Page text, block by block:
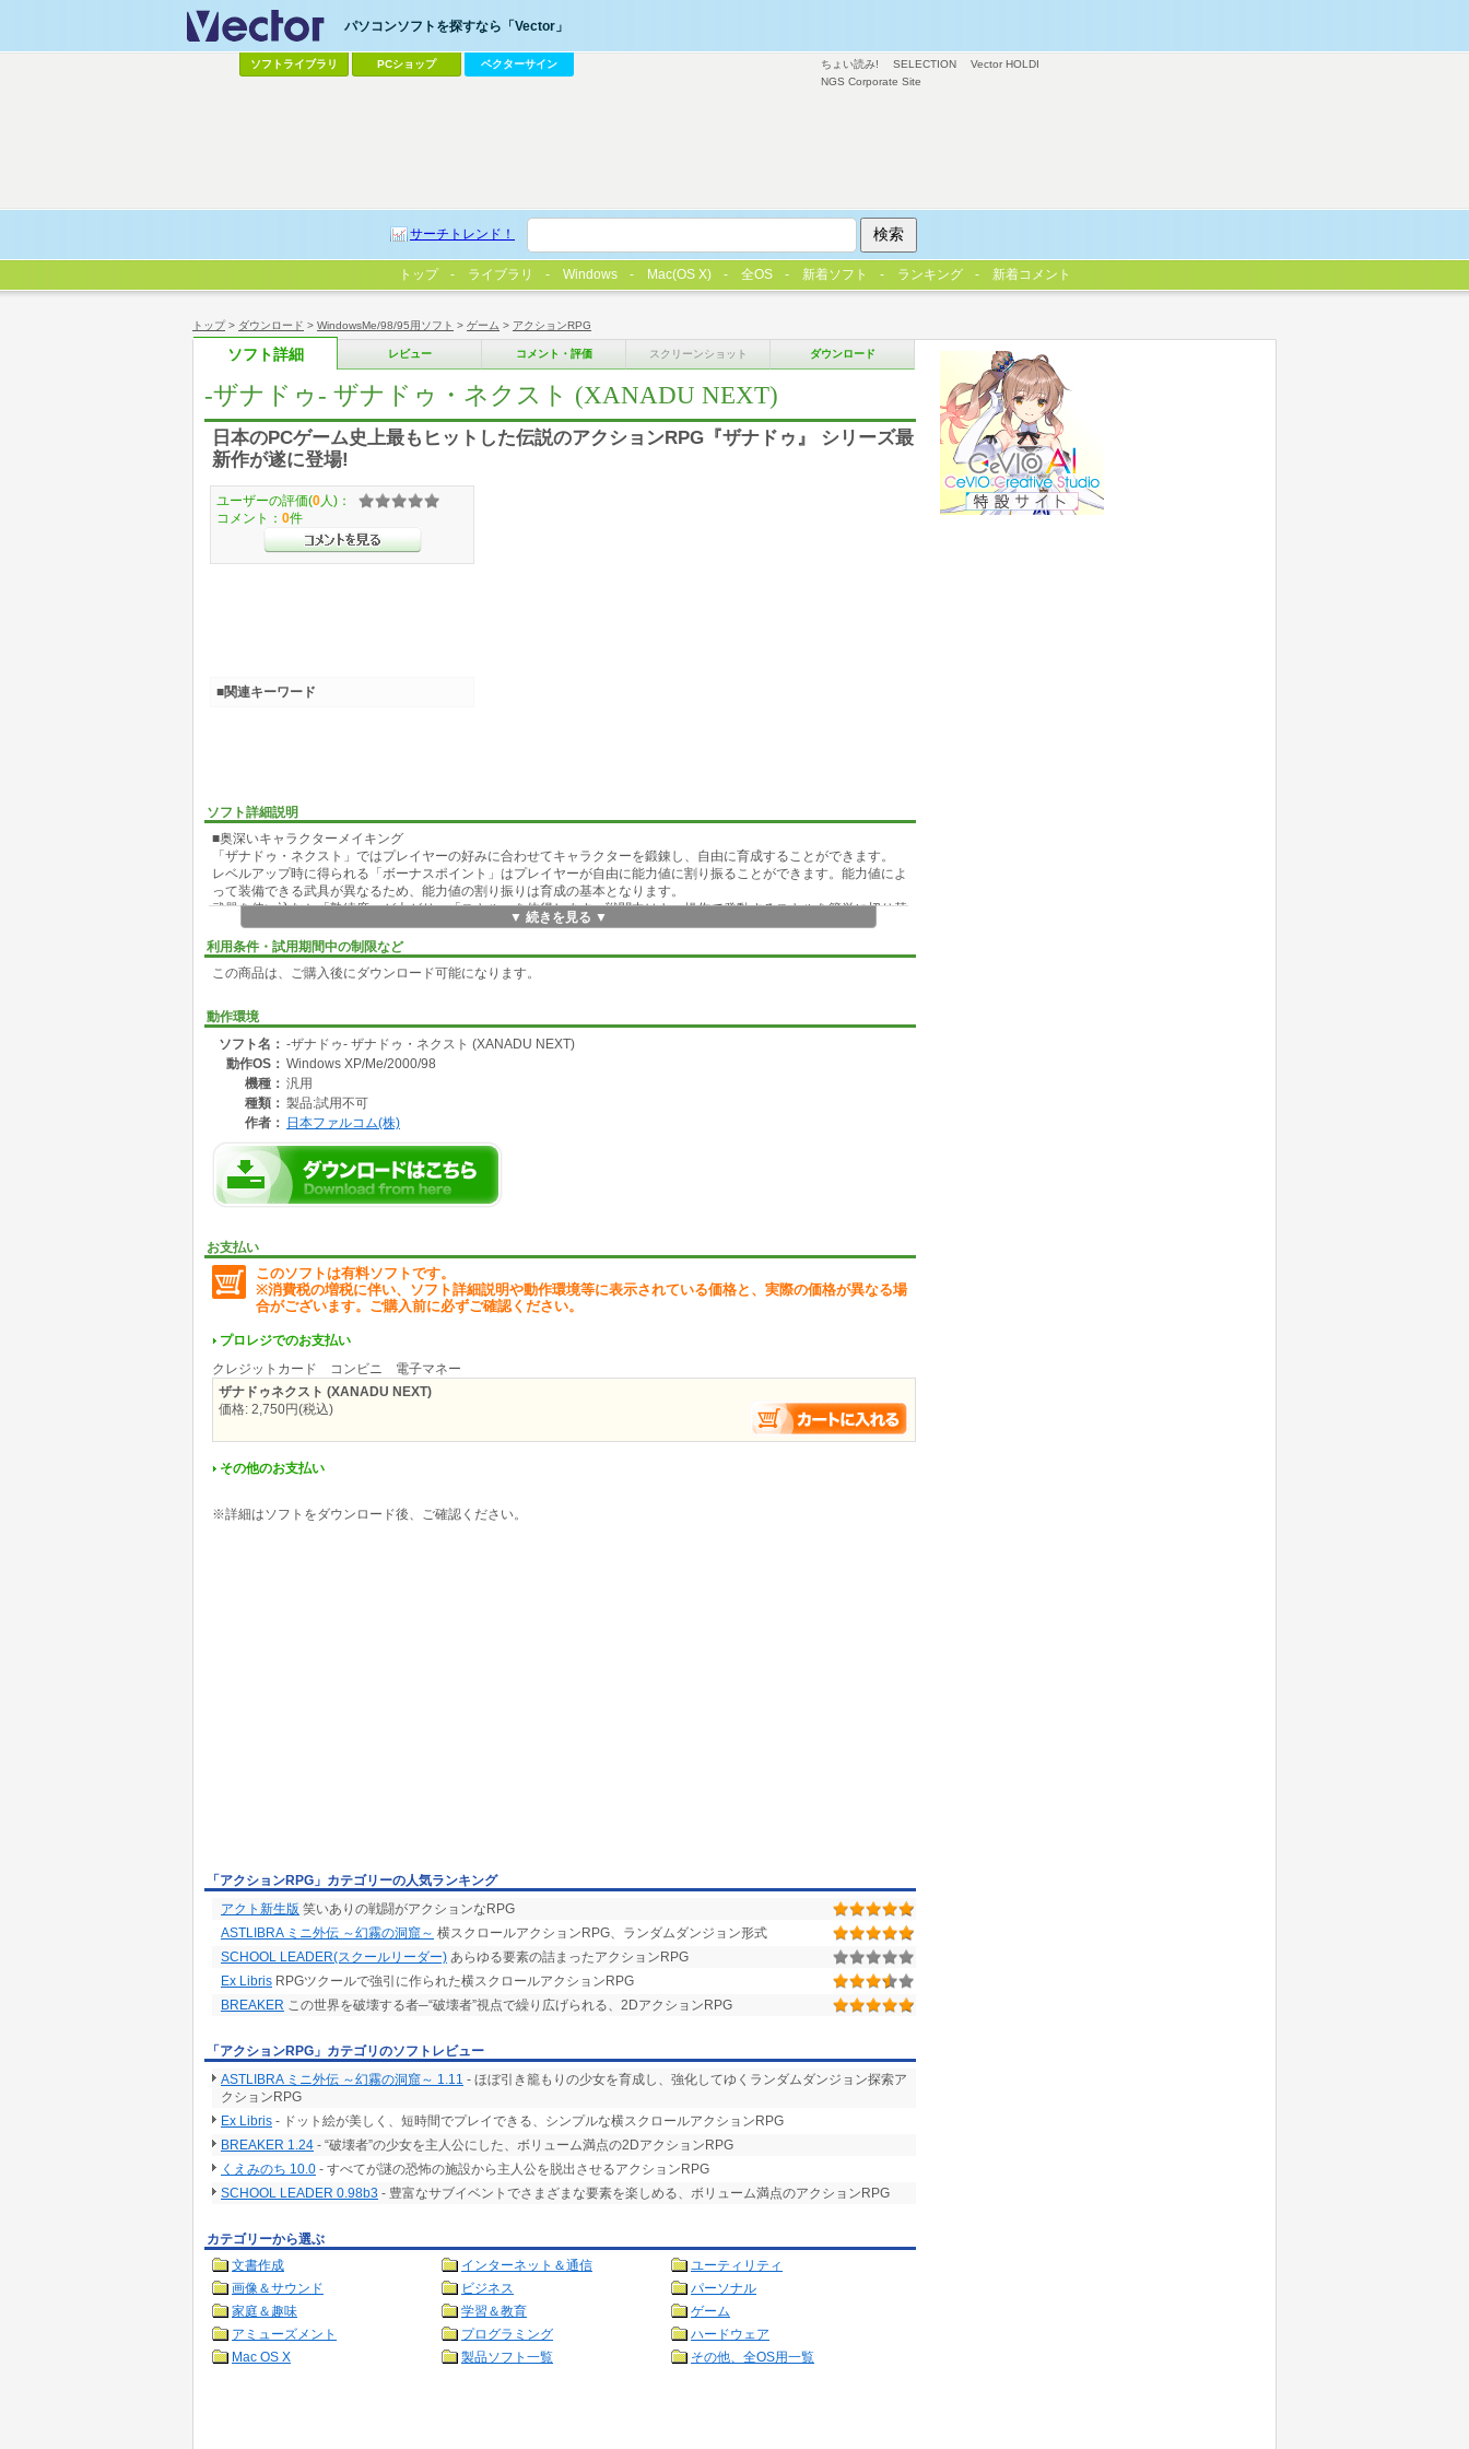
トップ> ダウンロード > WindowsMe/98/95用ソフト > ゲーム > アクションRPG
ソフト詳細 レビュー コメント・評価 スクリーンショット ダウンロード
-ザナドゥ- ザナドゥ・ネクスト (XANADU NEXT)
日本のPCゲーム史上最もヒットした伝説のアクションRPG『ザナドゥ』 シリーズ最
新作が遂に登場!
ソフト詳細説明
■奥深いキャラクターメイキング
「ザナドゥ・ネクスト」ではプレイヤーの好みに合わせてキャラクターを鍛錬し、自由に育成することができます。
レベルアップ時に得られる「ボーナスポイント」はプレイヤーが自由に能力値に割り振ることができます。能力値によ
って装備できる武具が異なるため、能力値の割り振りは育成の基本となります。
武器を使い込むと「熟練度」が上がり、「スキル」を体得します。戦闘中はキー操作で発動するスキルを簡単に切り替
えることができます。
冒険で多くの武器を手に入れれば使用できるスキルも増え、戦術が広がります。道具屋で手に入る「呪文書」を使うと
魔法を習得することができます。
また、強力でレアな呪文書はダンジョンの奥深くへの探索に挑んだ勇気ある冒険者のみが手にすることができます。
■作り込まれた世界観
ゴブリン、サラマンダー、アンデッド…全てのモンスターには緻密な設定を元に作り出されています。多くのモンスタ
ーと戦うことでイメージが広がり、「ザナドゥ」の奥深さを体感できます。
また、捜索で得た遺物から得た情報をつなぎ合わせ、謎を解く。プレイヤー自らが行動し、発見するよろこびが「ザナ
ドゥ・ネクスト」にはあります。
■美しいグラフィックが生み出す重厚な世界
肌に焼け付く溶岩の熱気…
美しく描かれたダンジョンがプレイヤーを冒険の世界へと引き込んでいきます。
また、イベントシーンはゲームからシームレスに展開し、自在なカメラワークでの演出によって「ザナドゥ」の世界を
より深く表現します。
■無限に広がる冒険の世界
隠されたアイテムを求め、ダンジョンの奥深くを探索しよう。難解なギミックを解いた先には宝箱が用意されていま
す。レアな武器からはレアなスキルが習得できる!
ガーディアンレベルや武器の熟練度を極めるなど、やり込み要素がたくさんあります。
▼ 続きを見る ▼
利用条件・試用期間中の制限など
この商品は、ご購入後にダウンロード可能になります。
動作環境
ソフト名： -ザナドゥ- ザナドゥ・ネクスト (XANADU NEXT)
動作OS： Windows XP/Me/2000/98
機種： 汎用
種類： 製品:試用不可
作者：
日本ファルコム(株)
お支払い
このソフトは有料ソフトです。
※消費税の増税に伴い、ソフト詳細説明や動作環境等に表示されている価格と、実際の価格が異なる場
合がございます。ご購入前に必ずご確認ください。
プロレジでのお支払い
クレジットカード コンビニ 電子マネー
ザナドゥネクスト (XANADU NEXT)
価格: 2,750円(税込)
その他のお支払い
※詳細はソフトをダウンロード後、ご確認ください。
ユーザーの評価(0 人)：
コメント： 0件
■関連キーワード
「アクションRPG」カテゴリーの人気ランキング
アクト新生版 笑いありの戦闘がアクションなRPG
ASTLIBRA ミニ外伝 ～幻霧の洞窟～ 横スクロールアクションRPG、ランダムダンジョン形式
SCHOOL LEADER(スクールリーダー) あらゆる要素の詰まったアクションRPG
Ex Libris RPGツクールで強引に作られた横スクロールアクションRPG
BREAKER この世界を破壊する者─“破壊者”視点で繰り広げられる、2DアクションRPG
「アクションRPG」カテゴリのソフトレビュー
ASTLIBRA ミニ外伝 ～幻霧の洞窟～ 1.11 - ほぼ引き籠もりの少女を育成し、強化してゆくランダムダンジョン探索ア
クションRPG
Ex Libris - ドット絵が美しく、短時間でプレイできる、シンプルな横スクロールアクションRPG
BREAKER 1.24 - “破壊者”の少女を主人公にした、ボリューム満点の2DアクションRPG
くえみのち 10.0 - すべてが謎の恐怖の施設から主人公を脱出させるアクションRPG
SCHOOL LEADER 0.98b3 - 豊富なサブイベントでさまざまな要素を楽しめる、ボリューム満点のアクションRPG
カテゴリーから選ぶ
文書作成
インターネット＆通信
ユーティリティ
画像＆サウンド
ビジネス
パーソナル
家庭＆趣味
学習＆教育
ゲーム
アミューズメント
プログラミング
ハードウェア
Mac OS X
製品ソフト一覧 その他、全OS用一覧
ちょい読み! SELECTION
Vector HOLDI
NGS Corporate Site
パソコンソフトを探すなら「Vector」
ソフトライブラリ PCショップ ベクターサイン
サーチトレンド！
トップ ライブラリ Windows Mac(OS X) 全OS 新着ソフト ランキング 新着コメント